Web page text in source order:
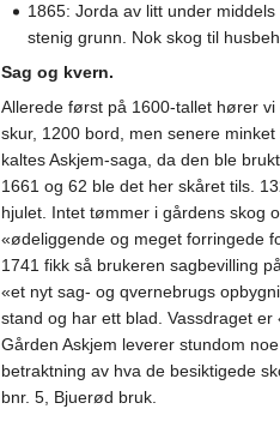
1865: Jorda av litt under
stenig grunn. Nok skog til
Sag og kvern.
Allerede først på 1600-tallet hører vi
skur, 1200 bord, men senere
kaltes Askjem-saga, da den ble
1661 og 62 ble det her skåret tils.
hjulet. Intet tømmer i gårdens skog
«ødeliggende og meget forringede
1741 fikk så brukeren sagbevilling
«et nyt sag- og qvernebrugs
stand og har ett blad. Vassdraget
Gården Askjem leverer stundom
betraktning av hva de besiktigede
bnr. 5, Bjuerød bruk.